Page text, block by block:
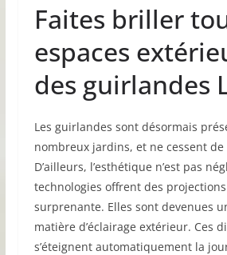
Faites briller
espaces
des guirlandes
Les guirlandes sont désormais
nombreux jardins, et ne cessent
D’ailleurs, l’esthétique n’est pas
technologies offrent des
surprenante. Elles sont devenues
matière d’éclairage extérieur. Ces
s’éteignent automatiquement la